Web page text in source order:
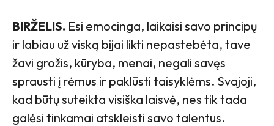
BIRŽELIS. Esi emocinga, laikaisi savo principų
ir labiau už viską bijai likti nepastebėta, tave
žavi grožis, kūryba, menai, negali savęs
sprausti į rėmus ir paklūsti taisyklėms. Svajoji,
kad būtų suteikta visiška laisvė, nes tik tada
galėsi tinkamai atskleisti savo talentus.